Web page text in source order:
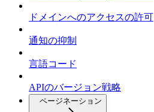
ドメインへのアクセスの許可
通知の抑制
言語コード
APIのバージョン戦略
ページネーション